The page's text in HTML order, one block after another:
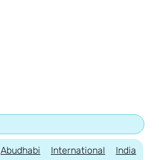
Abudhabi International India